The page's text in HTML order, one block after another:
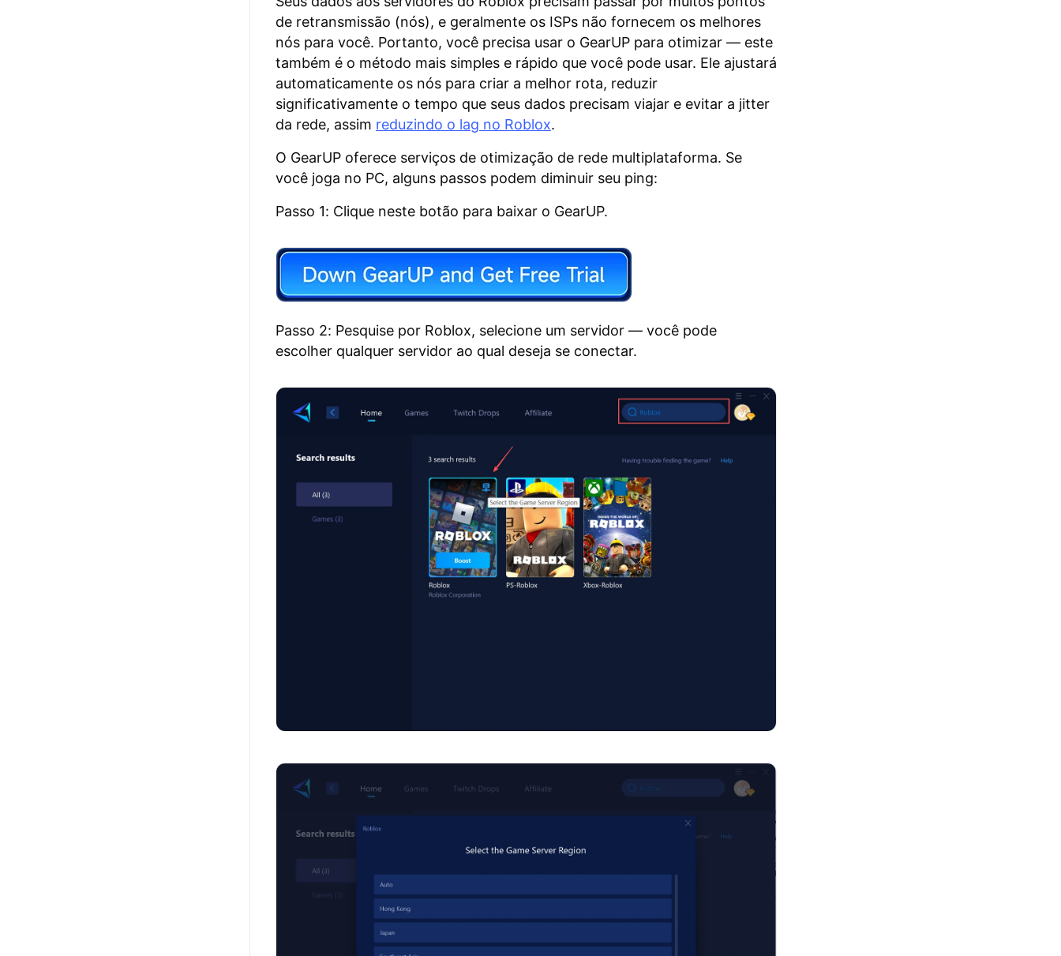
de retransmissão (nós), e geralmente os ISPs não fornecem os melhores
nós para você. Portanto, você precisa usar o GearUP para otimizar — este
também é o método mais simples e rápido que você pode usar. Ele ajustará
automaticamente os nós para criar a melhor rota, reduzir
significativamente o tempo que seus dados precisam viajar e evitar a jitter
da rede, assim reduzindo o lag no Roblox.
O GearUP oferece serviços de otimização de rede multiplataforma. Se
você joga no PC, alguns passos podem diminuir seu ping:
Passo 1: Clique neste botão para baixar o GearUP.
Passo 2: Pesquise por Roblox, selecione um servidor — você pode
escolher qualquer servidor ao qual deseja se conectar.